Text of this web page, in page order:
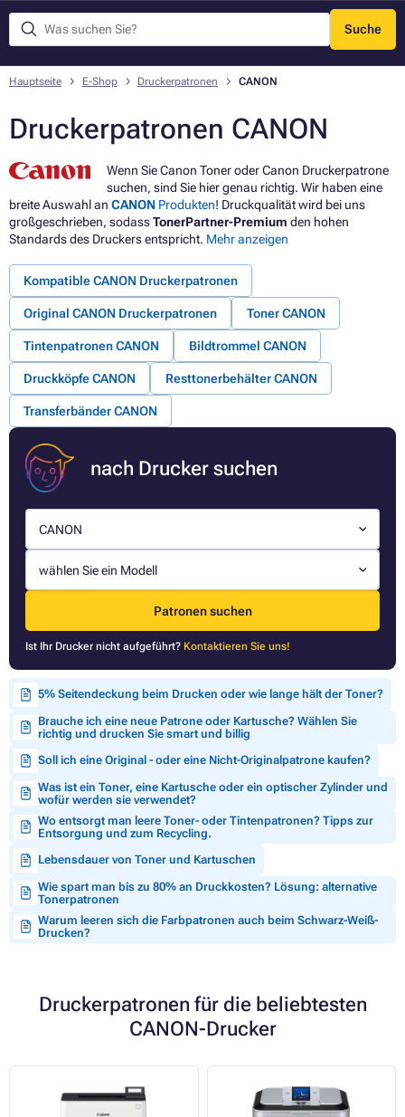
Suche
Menü
Hauptseite E-Shop Druckerpatronen CANON
Druckerpatronen CANON
Wenn Sie Canon Toner oder Canon Druckerpatrone
suchen, sind Sie hier genau richtig. Wir haben eine
breite Auswahl an CANON Produkten! Druckqualität wird bei uns
großgeschrieben, sodassTonerPartner-Premium den hohen
Standards des Druckers entspricht. Mehr anzeigen
Kompatible CANON Druckerpatronen
Original CANON Druckerpatronen Toner CANON
Tintenpatronen CANON Bildtrommel CANON
Druckköpfe CANON Resttonerbehälter CANON
Transferbänder CANON
nach Drucker suchen
CANON
wählen Sie ein Modell
Patronen suchen
Ist Ihr Drucker nicht aufgeführt? Kontaktieren Sie uns!
5% Seitendeckung beim Drucken oder wie lange hält der Toner?
Brauche ich eine neue Patrone oder Kartusche? Wählen Sie
richtig und drucken Sie smart und billig
Soll ich eine Original - oder eine Nicht-Originalpatrone kaufen?
Was ist ein Toner, eine Kartusche oder ein optischer Zylinder und
wofür werden sie verwendet?
Wo entsorgt man leere Toner- oder Tintenpatronen? Tipps zur
Entsorgung und zum Recycling.
Lebensdauer von Toner und Kartuschen
Wie spart man bis zu 80% an Druckkosten? Lösung: alternative
Tonerpatronen
Warum leeren sich die Farbpatronen auch beim Schwarz-Weiß-
Drucken?
Druckerpatronen für die beliebtesten
CANON-Drucker